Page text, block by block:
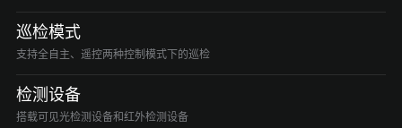
巡检模式
支持全自主、遥控两种控制模式下的巡检
检测设备
搭载可见光检测设备和红外检测设备